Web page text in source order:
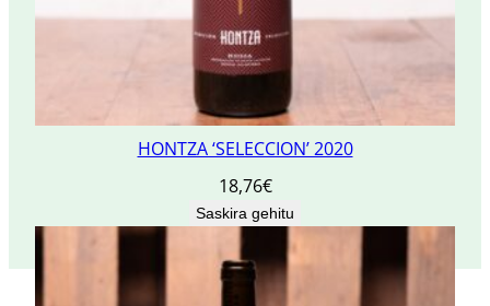
HONTZA ‘SELECCION’ 2020
18,76€
Saskira gehitu